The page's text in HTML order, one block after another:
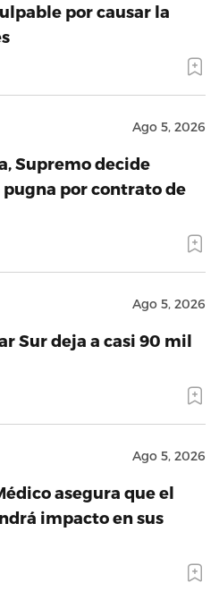
por causar la
Ago 5, 2026
Supremo decide
pugna por contrato de
Ago 5, 2026
Sur deja a casi 90 mil
Ago 5, 2026
asegura que el
impacto en sus